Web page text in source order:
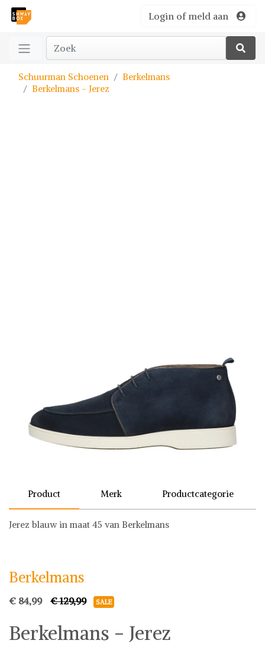
Login of meld aan
Schuurman Schoenen
Berkelmans
Berkelmans - Jerez
Product Merk Productcategorie
Jerez blauw in maat 45 van Berkelmans
Berkelmans
€ 84,99 € 129,99 SALE
Berkelmans - Jerez